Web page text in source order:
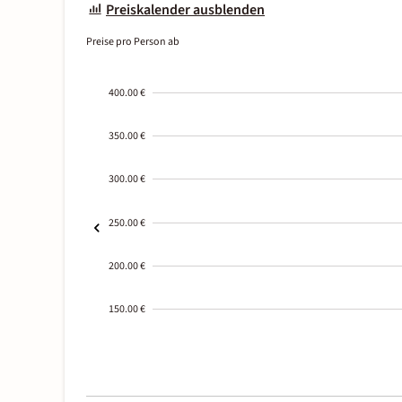
Preiskalender ausblenden
Preise pro Person ab
400.00 €
350.00 €
300.00 €
250.00 €
200.00 €
150.00 €
01-02